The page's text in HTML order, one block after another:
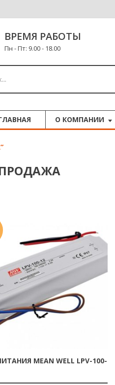
ВРЕМЯ РАБОТЫ
Пн - Пт: 9.00 - 18.00
О КОМПАНИИ
MEAN WELL LPV-100-